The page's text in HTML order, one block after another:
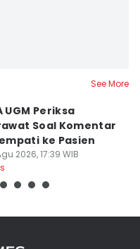
See More
UGM Periksa
Soal Komentar
ke Pasien
2026, 17:39 WIB